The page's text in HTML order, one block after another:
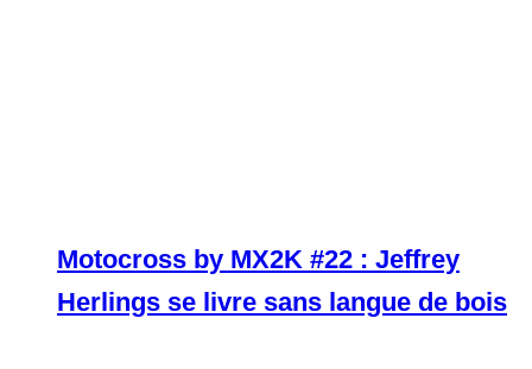
Motocross by MX2K #22 : Jeffrey
Herlings se livre sans langue de bois